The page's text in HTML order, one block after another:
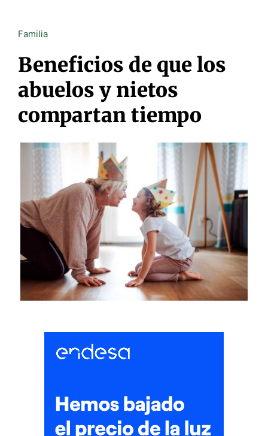
Familia
Beneficios de que los
abuelos y nietos
compartan tiempo